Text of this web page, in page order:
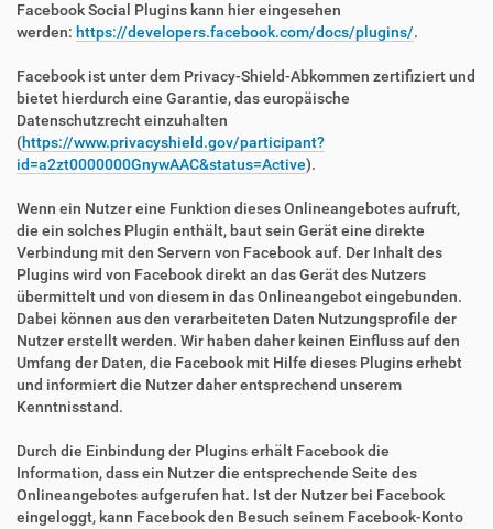
Facebook Social Plugins kann hier eingesehen
werden: https://developers.facebook.com/docs/plugins/.
Facebook ist unter dem Privacy-Shield-Abkommen zertifiziert und
bietet hierdurch eine Garantie, das europäische
Datenschutzrecht einzuhalten
(https://www.privacyshield.gov/participant?
id=a2zt0000000GnywAAC&status=Active).
Wenn ein Nutzer eine Funktion dieses Onlineangebotes aufruft,
die ein solches Plugin enthält, baut sein Gerät eine direkte
Verbindung mit den Servern von Facebook auf. Der Inhalt des
Plugins wird von Facebook direkt an das Gerät des Nutzers
übermittelt und von diesem in das Onlineangebot eingebunden.
Dabei können aus den verarbeiteten Daten Nutzungsprofile der
Nutzer erstellt werden. Wir haben daher keinen Einfluss auf den
Umfang der Daten, die Facebook mit Hilfe dieses Plugins erhebt
und informiert die Nutzer daher entsprechend unserem
Kenntnisstand.
Durch die Einbindung der Plugins erhält Facebook die
Information, dass ein Nutzer die entsprechende Seite des
Onlineangebotes aufgerufen hat. Ist der Nutzer bei Facebook
eingeloggt, kann Facebook den Besuch seinem Facebook-Konto